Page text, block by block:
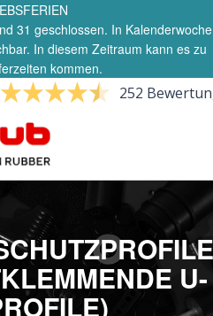
31 geschlossen. In Kalenderwoche
In diesem Zeitraum kann es zu
kommen.
252
U-